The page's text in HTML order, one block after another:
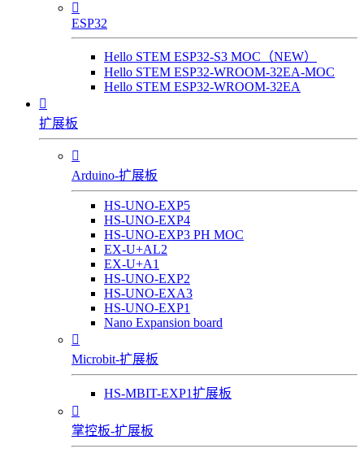

ESP32
Hello STEM ESP32-S3 MOC（NEW）
Hello STEM ESP32-WROOM-32EA-MOC
Hello STEM ESP32-WROOM-32EA

扩展板

Arduino-扩展板
HS-UNO-EXP5
HS-UNO-EXP4
HS-UNO-EXP3 PH MOC
EX-U+AL2
EX-U+A1
HS-UNO-EXP2
HS-UNO-EXA3
HS-UNO-EXP1
Nano Expansion board

Microbit-扩展板
HS-MBIT-EXP1扩展板

掌控板-扩展板